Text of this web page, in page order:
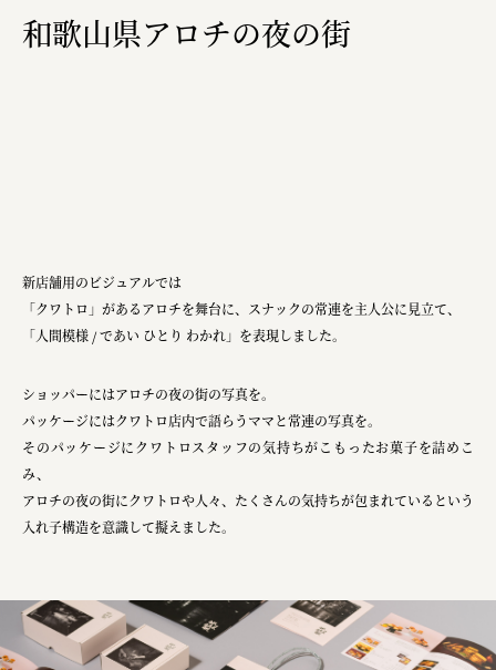
和歌山県アロチの夜の街
新店舗用のビジュアルでは
「クワトロ」があるアロチを舞台に、スナックの常連を主人公に見立て、
「人間模様 / であい ひとり わかれ」 を表現しました。
ショッパーにはアロチの夜の街の写真を。
パッケージにはクワトロ店内で語らうママと常連の写真を。
そのパッケージにクワトロスタッフの気持ちがこもったお菓子を詰めこ
み、
アロチの夜の街にクワトロや人々、たくさんの気持ちが包まれているという
入れ子構造を意識して擬えました。